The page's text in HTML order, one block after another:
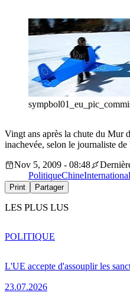
Vingt ans après la chute du Mur
inachevée, selon le journaliste
Nov 5, 2009 - 08:48
PolitiqueChineInternational
Print Partager
LES PLUS LUS
L'UE accepte d'assouplir les
23.07.2026
POLITIQUE